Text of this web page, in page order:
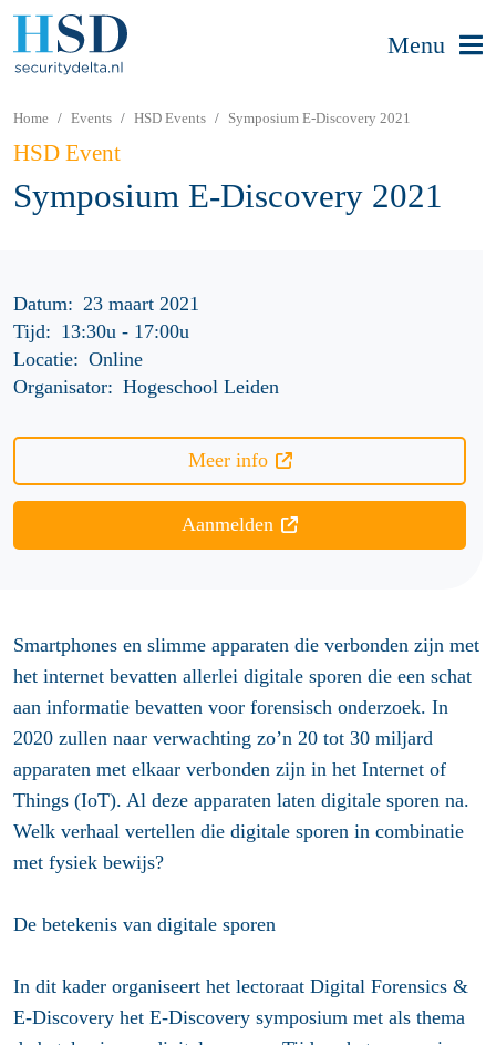
Menu
Home Events HSD Events Symposium E-Discovery 2021
HSD Event
Symposium E-Discovery 2021
Datum: 23 maart 2021
Tijd: 13:30u- 17:00u
Locatie: Online
Organisator: Hogeschool Leiden
Meer info
Aanmelden
Smartphones en slimme apparaten die verbonden zijn met
het internet bevatten allerlei digitale sporen die een schat
aan informatie bevatten voor forensisch onderzoek. In
2020 zullen naar verwachting zo’n 20 tot 30 miljard
apparaten met elkaar verbonden zijn in het Internet of
Things (IoT). Al deze apparaten laten digitale sporen na.
Welk verhaal vertellen die digitale sporen in combinatie
met fysiek bewijs?
De betekenis van digitale sporen
In dit kader organiseert het lectoraat Digital Forensics &
E-Discovery het E-Discovery symposium met als thema